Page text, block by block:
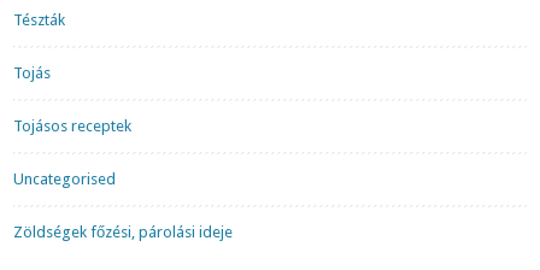
Tészták
Tojás
Tojásos receptek
Uncategorised
Zöldségek főzési, párolási ideje